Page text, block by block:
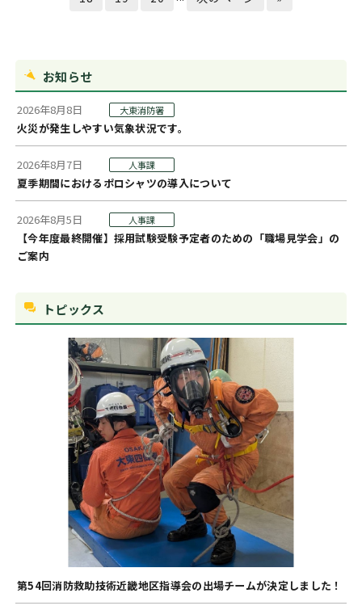
お知らせ
2026年8月8日 大東消防署
火災が発生しやすい気象状況です。
2026年8月7日 人事課
夏季期間におけるポロシャツの導入について
2026年8月5日 人事課
【今年度最終開催】採用試験受験予定者のための「職場見学会」の
ご案内
トピックス
第54回消防救助技術近畿地区指導会の出場チームが決定しました！